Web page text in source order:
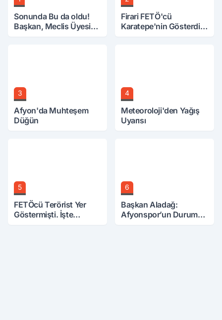
Sonunda Bu da oldu!
Başkan, Meclis Üyesini
Firari FETÖ'cü
Karatepe'nin Gösterdiği
3
Afyon'da Muhteşem
Düğün
4
Meteoroloji'den Yağış
Uyarısı
5
FETÖcü Terörist Yer
Göstermişti. İşte
6
Başkan Aladağ:
Afyonspor’un Durumu